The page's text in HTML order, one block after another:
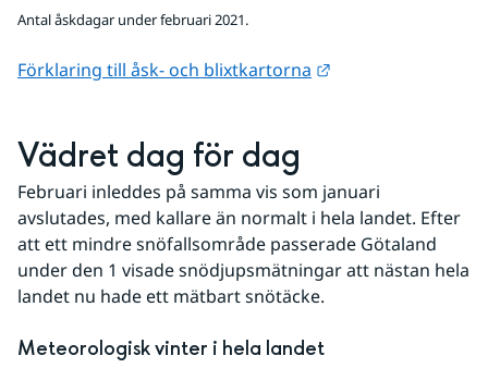
Antal åskdagar under februari 2021.
Förklaring till åsk- och blixtkartorna
Vädret dag för dag
Februari inleddes på samma vis som januari
avslutades, med kallare än normalt i hela landet. Efter
att ett mindre snöfallsområde passerade Götaland
under den 1 visade snödjupsmätningar att nästan hela
landet nu hade ett mätbart snötäcke.
Meteorologisk vinter i hela landet